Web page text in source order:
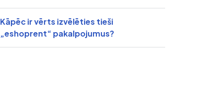
Kāpēc ir vērts izvēlēties tieši
„eshoprent“ pakalpojumus?